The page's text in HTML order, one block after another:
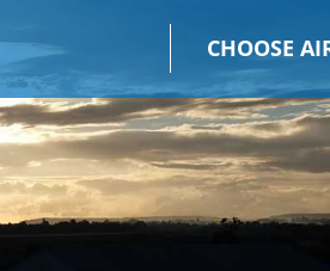
CHOOSE